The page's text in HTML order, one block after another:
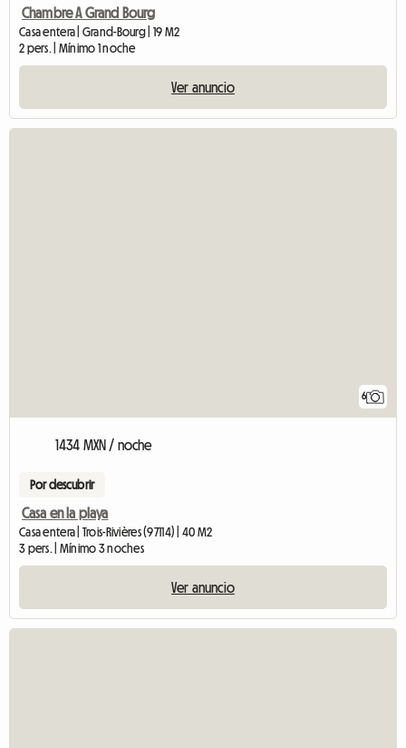
Chambre A Grand Bourg
Casa entera | Grand-Bourg | 19 M2
2 pers. | Mínimo 1 noche
Ver anuncio
6
1434 MXN / noche
Por descubrir
Casa en la playa
Casa entera | Trois-Rivières (97114) | 40 M2
3 pers. | Mínimo 3 noches
Ver anuncio